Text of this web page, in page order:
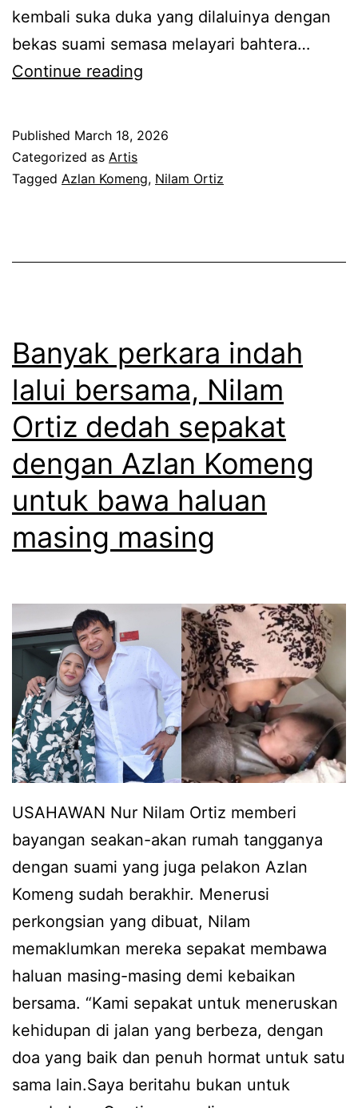
kembali suka duka yang dilaluinya dengan
bekas suami semasa melayari bahtera…
Continue reading
p
n
k
i
l
a
u
n
t
e
k
s
u
a
m
i
,
N
i
l
a
m
O
r
Published March 18, 2026
Categorized as Artis
Tagged Azlan Komeng, Nilam Ortiz
Banyak perkara indah
lalui bersama, Nilam
Ortiz dedah sepakat
dengan Azlan Komeng
untuk bawa haluan
masing masing
USAHAWAN Nur Nilam Ortiz memberi
bayangan seakan-akan rumah tangganya
dengan suami yang juga pelakon Azlan
Komeng sudah berakhir. Menerusi
perkongsian yang dibuat, Nilam
memaklumkan mereka sepakat membawa
haluan masing-masing demi kebaikan
bersama. “Kami sepakat untuk meneruskan
kehidupan di jalan yang berbeza, dengan
doa yang baik dan penuh hormat untuk satu
sama lain.Saya beritahu bukan untuk